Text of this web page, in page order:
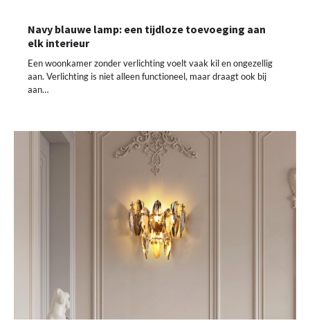
Navy blauwe lamp: een tijdloze toevoeging aan
elk interieur
Een woonkamer zonder verlichting voelt vaak kil en ongezellig
aan. Verlichting is niet alleen functioneel, maar draagt ook bij
aan…